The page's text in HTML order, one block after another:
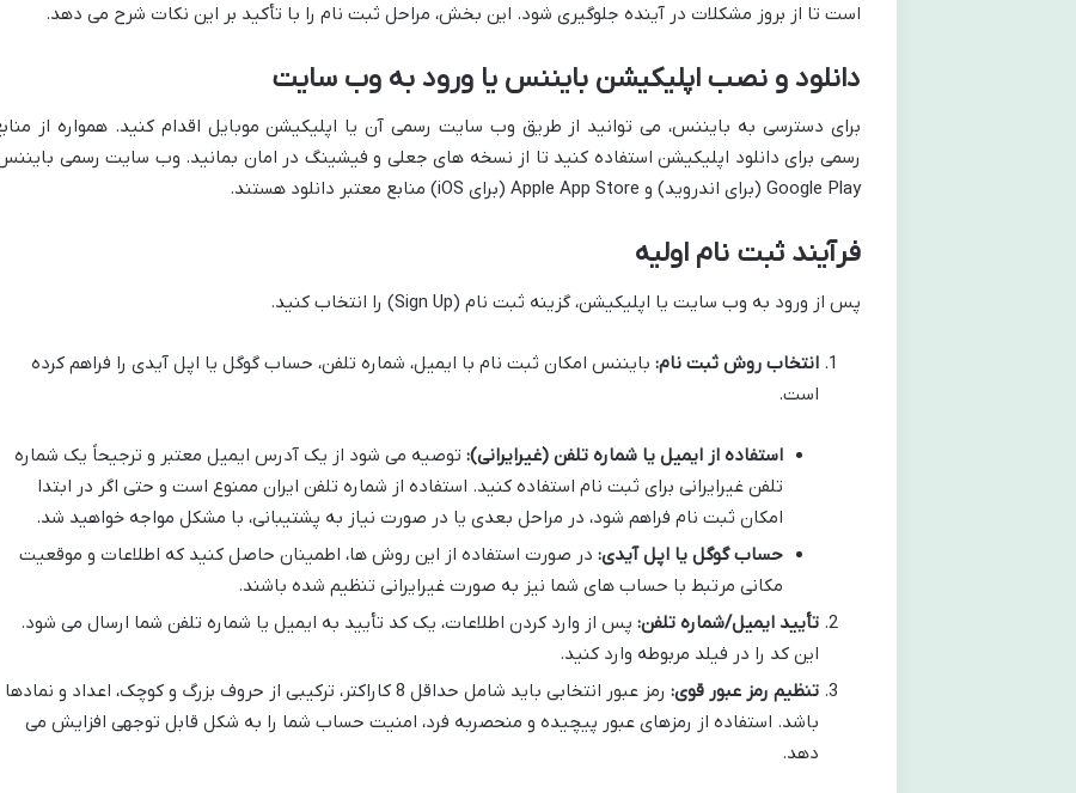
است تا از بروز مشکلات در آینده جلوگیری شود. این بخش، مراحل ثبت نام را با تأکید بر این نکات شرح می دهد.
دانلود و نصب اپلیکیشن بایننس یا ورود به وب سایت
برای دسترسی به بایننس، می توانید از طریق وب سایت رسمی آن یا اپلیکیشن موبایل اقدام کنید. همواره از
رسمی برای دانلود اپلیکیشن استفاده کنید تا از نسخه های جعلی و فیشینگ در امان بمانید. وب سایت رسمی
Google Play (برای اندروید) و Apple App Store (برای iOS) منابع معتبر دانلود هستند.
فرآیند ثبت نام اولیه
پس از ورود به وب سایت یا اپلیکیشن، گزینه ثبت نام (Sign Up) را انتخاب کنید.
انتخاب روش ثبت نام: بایننس امکان ثبت نام با ایمیل، شماره تلفن، حساب گوگل یا اپل آیدی را فراهم کرده
است.
استفاده از ایمیل یا شماره تلفن (غیرایرانی): توصیه می شود از یک آدرس ایمیل معتبر و ترجیحاً یک شماره
تلفن غیرایرانی برای ثبت نام استفاده کنید. استفاده از شماره تلفن ایران ممنوع است و حتی اگر در ابتدا
امکان ثبت نام فراهم شود، در مراحل بعدی یا در صورت نیاز به پشتیبانی، با مشکل مواجه خواهید شد.
حساب گوگل یا اپل آیدی: در صورت استفاده از این روش ها، اطمینان حاصل کنید که اطلاعات و موقعیت
مکانی مرتبط با حساب های شما نیز به صورت غیرایرانی تنظیم شده باشند.
تأیید ایمیل/شماره تلفن: پس از وارد کردن اطلاعات، یک کد تأیید به ایمیل یا شماره تلفن شما ارسال می شود.
این کد را در فیلد مربوطه وارد کنید.
تنظیم رمز عبور قوی:
رمز عبور انتخابی باید شامل حداقل 8 کاراکتر، ترکیبی از حروف بزرگ و کوچک، اعداد و نمادها
باشد. استفاده از رمزهای عبور پیچیده و منحصربه فرد، امنیت حساب شما را به شکل قابل توجهی افزایش می
دهد.